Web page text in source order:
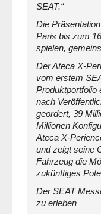
SEAT.“
Die
Paris bis zum
spielen,
Der Ateca X-
vom erstem
Produktportfolio
nach
geordert, 39
Millionen
Ateca X-
und zeigt seine
Fahrzeug die
zukünftiges
Der SEAT
zu erleben